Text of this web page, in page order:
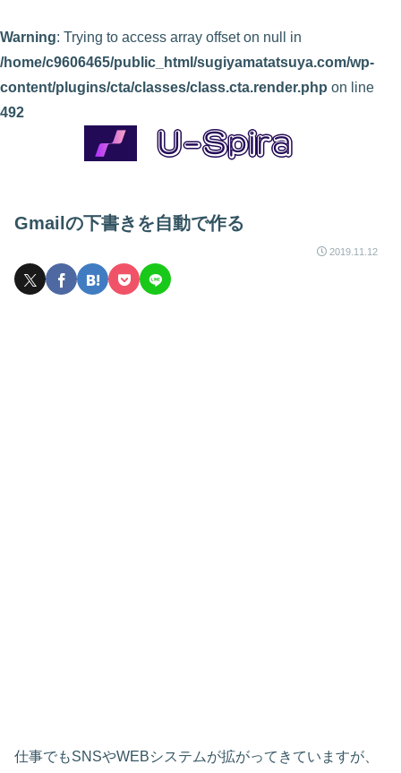
Warning: Trying to access array offset on null in
/home/c9606465/public_html/sugiyamatatsuya.com/wp-
content/plugins/cta/classes/class.cta.render.php on line
492
Gmailの下書きを自動で作る
2019.11.12
仕事でもSNSやWEBシステムが拡がってきていますが、